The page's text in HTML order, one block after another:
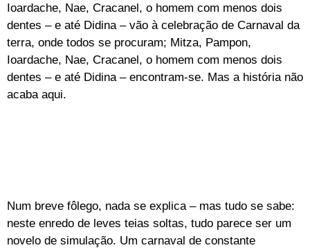
Ioardache, Nae, Cracanel, o homem com menos dois
dentes – e até Didina – vão à celebração de Carnaval da
terra, onde todos se procuram; Mitza, Pampon,
Ioardache, Nae, Cracanel, o homem com menos dois
dentes – e até Didina – encontram-se. Mas a história não
acaba aqui.
Num breve fôlego, nada se explica – mas tudo se sabe:
neste enredo de leves teias soltas, tudo parece ser um
novelo de simulação. Um carnaval de constante